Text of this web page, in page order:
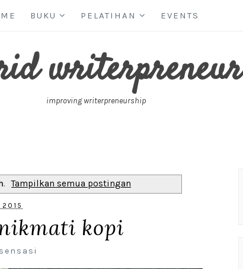
BUKU PELATIHAN EVENTS
writerpreneur
improving writerpreneurship
. Tampilkan semua postingan
kopi
sensasi